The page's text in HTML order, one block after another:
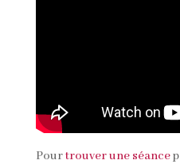
Pourtrouver une séance